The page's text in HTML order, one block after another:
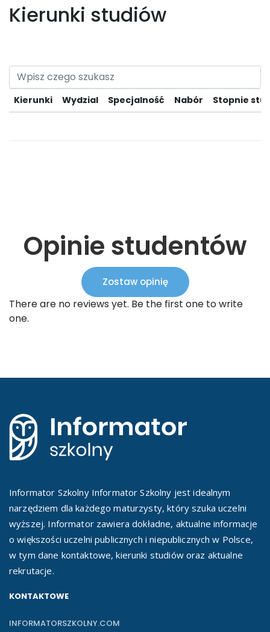
Kierunki studiów
Kierunki Wydzial Specjalność Nabór Stopnie
Opinie studentów
Zostaw opinię
There are no reviews yet. Be the first one to write
one.
Informator Szkolny Informator Szkolny jest idealnym
narzędziem dla każdego maturzysty, który szuka uczelni
wyższej. Informator zawiera dokładne, aktualne informacje
o większości uczelni publicznych i niepublicznych w Polsce,
w tym dane kontaktowe, kierunki studiów oraz aktualne
rekrutacje.
KONTAKTOWE
INFORMATORSZKOLNY.COM